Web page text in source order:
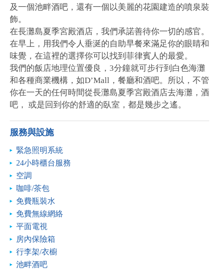
及一個池畔酒吧，還有一個以美麗的花園建造的噴泉裝
飾。
在長灘島夏季宮殿酒店，我們承諾善待你一切的感官。
在早上，用我們令人垂涎的自助早餐來滿足你的眼睛和
味覺，在這裡的選擇你可以找到菲律賓人的最愛。
我們的飯店地理位置優良，3分鐘就可步行到白色海灘
和各種商業機構，如D’Mall，餐廳和酒吧。所以，不管
你在一天的任何時間從長灘島夏季宮殿酒店去海灘，酒
吧， 或是回到你的舒適的臥室，都是幾步之遙。
服務與設施
緊急照明系統
24小時櫃台服務
空調
咖啡/茶包
免費瓶裝水
免費無線網絡
平面電視
房內保險箱
行李架/衣櫥
池畔酒吧